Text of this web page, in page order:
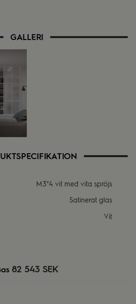
GALLERI
M3*4 vit med vita spröjs
Satinerat glas
Vit
82 543 SEK